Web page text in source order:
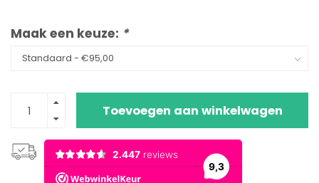
Maak een keuze: *
Toevoegen aan winkelwagen